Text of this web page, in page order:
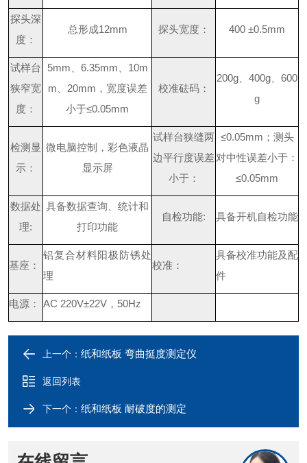
探头深
度：
总形成12mm 探头宽度： 400 ±0.5mm
试样台
狭窄宽
度：
5mm 6.35mm
10m
m
20mm ，宽度误差
小于≤0.05mm
校准砝码：
200g 400g
600
g
检测显
示：
微电脑控制，彩色液晶
显示屏
试样台狭缝两
边平行度误差
小于：
≤0.05mm ；测头
对中性误差小于 ：
≤0.05mm
数据处
理:
具备数据查询、统计和
打印功能
自检功能: 具备开机自检功能
基座：
铝复合材料阳极防锈处
理
校准：
具备校准功能及配
件
电源： AC 220V±22V ， 50Hz
上一个： 纸和纸板 弯曲挺度测定仪
返回列表
下一个： 纸和纸板 耐破度的测定